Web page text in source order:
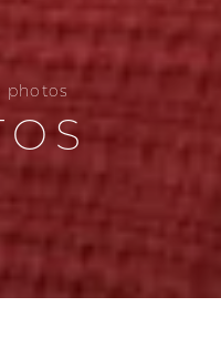
photos